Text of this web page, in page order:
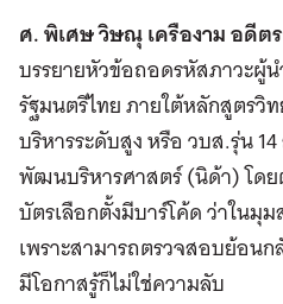
ศ. พิเศษ วิษณุ เครืองาม อดีต
บรรยายหัวข้อถอดรหัสภาวะ
รัฐมนตรีไทย ภายใต้หลักสูตรวิ
บริหารระดับสูง หรือ วบส.รุ่น
พัฒนบริหารศาสตร์ (นิด้า) โด
บัตรเลือกตั้งมีบาร์โค้ด ว่าในมุ
เพราะสามารถตรวจสอบย้อน
มีโอกาสรู้ก็ไม่ใช่ความลับ